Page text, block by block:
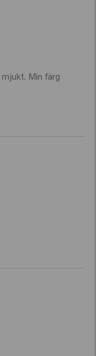
Min färg